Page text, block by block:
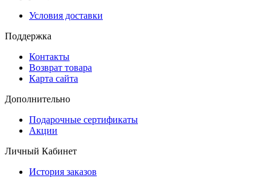
Условия доставки
Поддержка
Контакты
Возврат товара
Карта сайта
Дополнительно
Подарочные сертификаты
Акции
Личный Кабинет
История заказов